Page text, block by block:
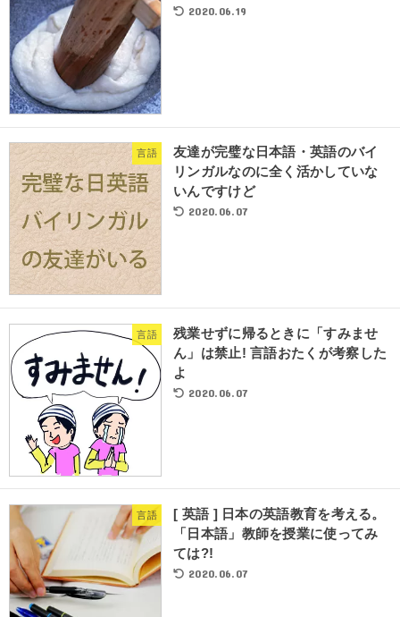
2020.06.19
言語
友達が完璧な日本語・英語のバイ
リンガルなのに全く活かしていな
いんですけど
2020.06.07
言語
残業せずに帰るときに「すみませ
ん」は禁止! 言語おたくが考察した
よ
2020.06.07
言語
[ 英語 ] 日本の英語教育を考える。
「日本語」教師を授業に使ってみ
ては?!
2020.06.07